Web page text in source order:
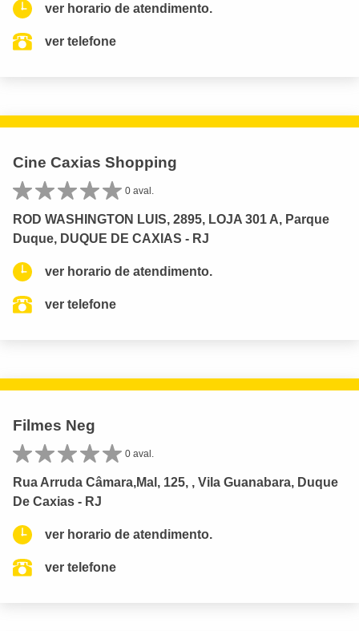
ver horario de atendimento.
ver telefone
Cine Caxias Shopping
0 aval.
ROD WASHINGTON LUIS, 2895, LOJA 301 A, Parque
Duque, DUQUE DE CAXIAS - RJ
ver horario de atendimento.
ver telefone
Filmes Neg
0 aval.
Rua Arruda Câmara,Mal, 125, , Vila Guanabara, Duque
De Caxias - RJ
ver horario de atendimento.
ver telefone